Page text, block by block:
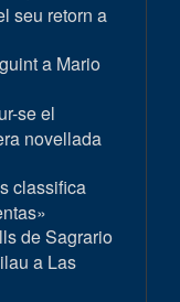
seu retorn a
a Mario
se el
novellada
classifica
de Sagrario
a Las